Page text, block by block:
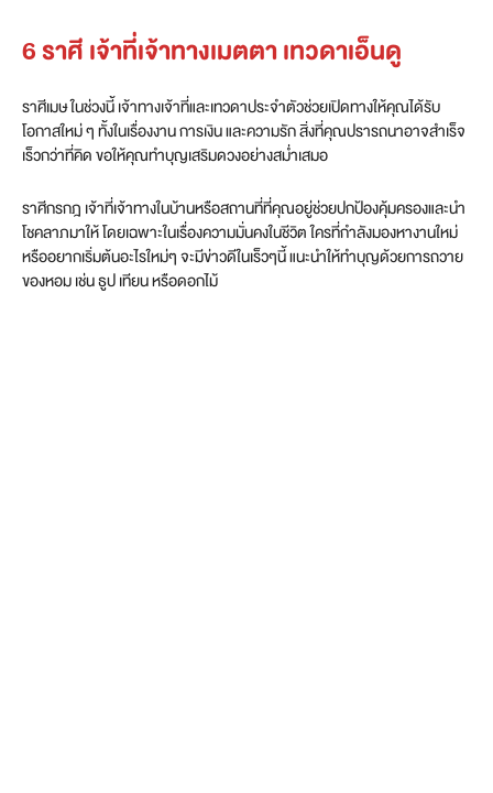
6 ราศี เจ้าที่เจ้าทางเมตตา เทวดาเอ็นดู
ราศีเมษ ในช่วงนี้ เจ้าทางเจ้าที่และเทวดาประจำตัวช่วยเปิดทางให้คุณได้รับ
โอกาสใหม่ ๆ ทั้งในเรื่องงาน การเงิน และความรัก สิ่งที่คุณปรารถนาอาจสำเร็จ
เร็วกว่าที่คิด ขอให้คุณทำบุญเสริมดวงอย่างสม่ำเสมอ
ราศีกรกฎ เจ้าที่เจ้าทางในบ้านหรือสถานที่ที่คุณอยู่ช่วยปกป้องคุ้มครองและนำ
โชคลาภมาให้ โดยเฉพาะในเรื่องความมั่นคงในชีวิต ใครที่กำลังมองหางานใหม่
หรืออยากเริ่มต้นอะไรใหม่ๆ จะมีข่าวดีในเร็วๆนี้ แนะนำให้ทำบุญด้วยการถวาย
ของหอม เช่น ธูป เทียน หรือดอกไม้